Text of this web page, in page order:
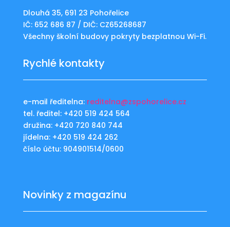
Dlouhá 35, 691 23 Pohořelice
IČ: 652 686 87 / DIČ: CZ65268687
Všechny školní budovy pokryty bezplatnou Wi-Fi.
Rychlé kontakty
e-mail ředitelna: reditelna@zspohorelice.cz
tel. ředitel: +420 519 424 564
družina: +420 720 840 744
jídelna: +420 519 424 262
číslo účtu: 904901514/0600
Novinky z magazínu